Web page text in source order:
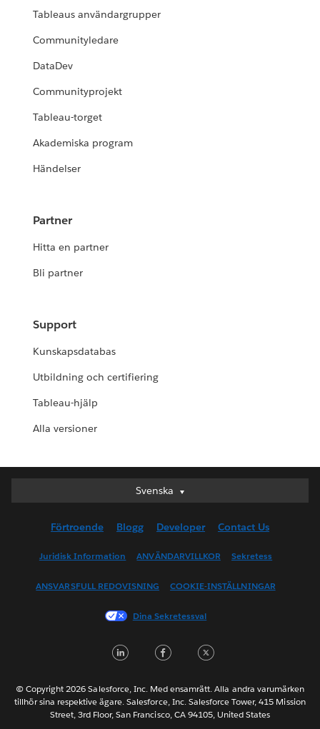
Tableaus användargrupper
Communityledare
DataDev
Communityprojekt
Tableau-torget
Akademiska program
Händelser
Partner
Hitta en partner
Bli partner
Support
Kunskapsdatabas
Utbildning och certifiering
Tableau-hjälp
Alla versioner
Svenska
Svenska
English (UK)
English (US)
Français (Canada)
Français (France)
日本語
Nederlands
Português
Förtroende Blogg Developer Contact Us
Juridisk Information ANVÄNDARVILLKOR Sekretess
ANSVARSFULL REDOVISNING COOKIE-INSTÄLLNINGAR
Dina Sekretessval
LinkedInFacebook
© Copyright 2026 Salesforce, Inc. Med ensamrätt. Alla andra varumärken
tillhör sina respektive ägare. Salesforce, Inc. Salesforce Tower, 415 Mission
Street, 3rd Floor, San Francisco, CA 94105, United States